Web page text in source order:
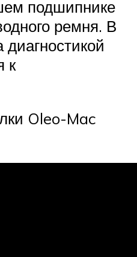
подшипнике
ремня. В
диагностикой
к
Oleo-Mac